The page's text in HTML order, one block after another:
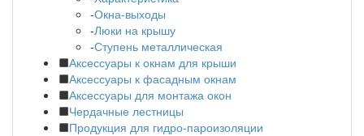
-Окна-выходы
-Люки на крышу
-Ступень металлическая
Аксессуары к окнам для крыши
Аксессуары к фасадным окнам
Аксессуары для монтажа окон
Чердачные лестницы
Продукция для гидро-пароизоляции